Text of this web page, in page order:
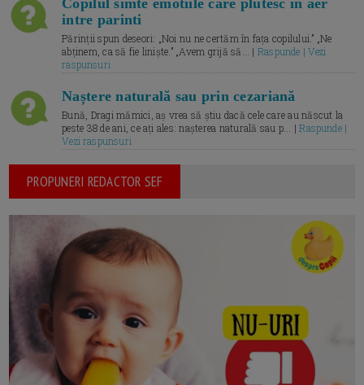
intre parinti
Părinții spun deseori: „Noi nu ne certăm în fața copilului.” „Ne
abținem, ca să fie liniște.” „Avem grijă să... | Raspunde | Vezi
raspunsuri
Naștere naturală sau prin cezariană
Bună, Dragi mămici, aș vrea să știu dacă cele care au născut la
peste 38 de ani, ce ați ales: nașterea naturală sau p... |Raspunde |
Vezi raspunsuri
PROPUNERI REDACTOR SEF